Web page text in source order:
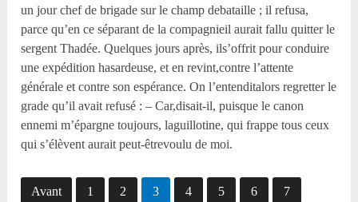
un jour chef de brigade sur le champ debataille ; il refusa,
parce qu’en ce séparant de la compagnieil aurait fallu quitter le
sergent Thadée. Quelques jours après, ils’offrit pour conduire
une expédition hasardeuse, et en revint,contre l’attente
générale et contre son espérance. On l’entenditalors regretter le
grade qu’il avait refusé : – Car,disait-il, puisque le canon
ennemi m’épargne toujours, laguillotine, qui frappe tous ceux
qui s’élèvent aurait peut-êtrevoulu de moi.
Avant 1 2 3 4 5 6 7